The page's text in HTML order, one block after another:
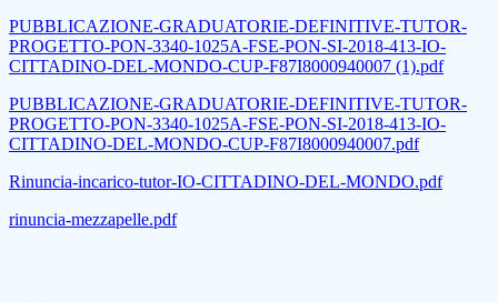
PUBBLICAZIONE-GRADUATORIE-DEFINITIVE-TUTOR-
PROGETTO-PON-3340-1025A-FSE-PON-SI-2018-413-IO-
CITTADINO-DEL-MONDO-CUP-F87I8000940007 (1).pdf
PUBBLICAZIONE-GRADUATORIE-DEFINITIVE-TUTOR-
PROGETTO-PON-3340-1025A-FSE-PON-SI-2018-413-IO-
CITTADINO-DEL-MONDO-CUP-F87I8000940007.pdf
Rinuncia-incarico-tutor-IO-CITTADINO-DEL-MONDO.pdf
rinuncia-mezzapelle.pdf